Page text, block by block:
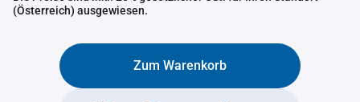
(Österreich) ausgewiesen.
Zum Warenkorb